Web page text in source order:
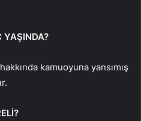
YAŞINDA?
kamuoyuna yansımış